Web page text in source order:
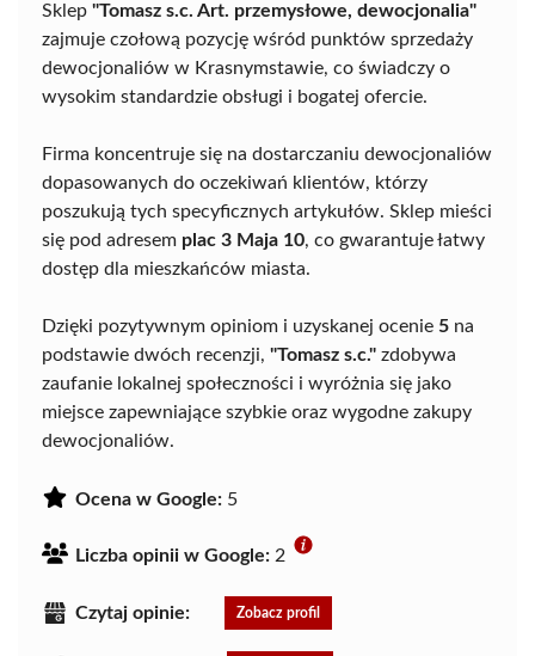
Sklep "Tomasz s.c. Art. przemysłowe, dewocjonalia"
zajmuje czołową pozycję wśród punktów sprzedaży
dewocjonaliów w Krasnymstawie, co świadczy o
wysokim standardzie obsługi i bogatej ofercie.
Firma koncentruje się na dostarczaniu dewocjonaliów
dopasowanych do oczekiwań klientów, którzy
poszukują tych specyficznych artykułów. Sklep mieści
się pod adresem plac 3 Maja 10, co gwarantuje łatwy
dostęp dla mieszkańców miasta.
Dzięki pozytywnym opiniom i uzyskanej ocenie 5 na
podstawie dwóch recenzji, "Tomasz s.c." zdobywa
zaufanie lokalnej społeczności i wyróżnia się jako
miejsce zapewniające szybkie oraz wygodne zakupy
dewocjonaliów.
Ocena w Google: 5
Liczba opinii w Google: 2
Czytaj opinie: Zobacz profil